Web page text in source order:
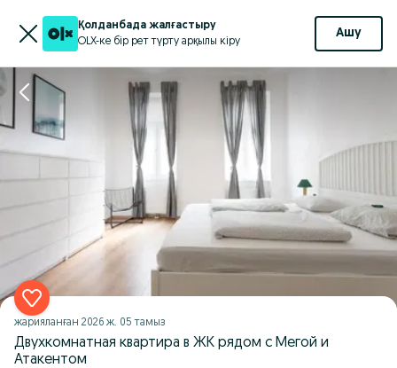
Қолданбада жалғастыру
OLX-ке бір рет түрту арқылы кіру
Ашу
жарияланған 2026 ж. 05 тамыз
Двухкомнатная квартира в ЖК рядом с Мегой и
Атакентом